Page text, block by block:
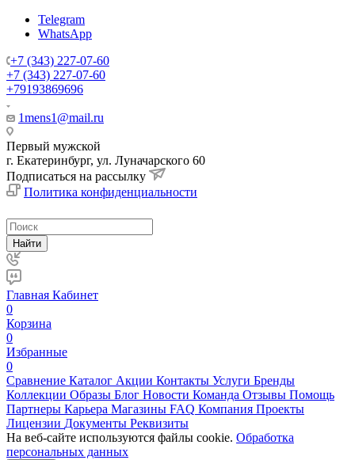
Telegram
WhatsApp
+7 (343) 227-07-60
+7 (343) 227-07-60
+79193869696
1mens1@mail.ru
Первый мужской
г. Екатеринбург, ул. Луначарского 60
Подписаться на рассылку
Политика конфиденциальности
Найти
Главная Кабинет
0
Корзина
0
Избранные
0
Сравнение Каталог Акции Контакты Услуги Бренды
Коллекции Образы Блог Новости Команда Отзывы Помощь
Партнеры Карьера Магазины FAQ Компания Проекты
Лицензии Документы Реквизиты
На веб-сайте используются файлы cookie. Обработка
персональных данных